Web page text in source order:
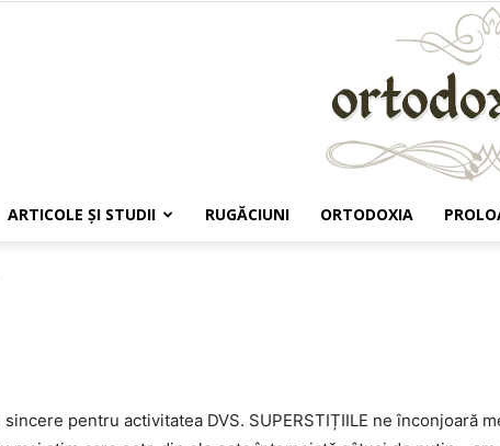
ARTICOLE ŞI STUDII RUGĂCIUNI ORTODOXIA
sincere pentru activitatea DVS. SUPERSTIȚIILE ne înconjoară